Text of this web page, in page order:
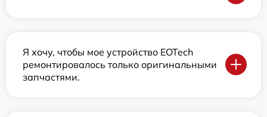
Я хочу, чтобы мое устройство EOTech
ремонтировалось только оригинальными
запчастями.